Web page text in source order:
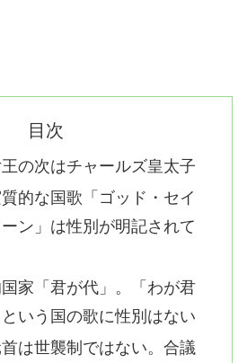
目次
の次はチャールズ皇太子
的な国歌「ゴッド・セイ
ン」は性別が明記されて
家「君が代」。「わが君
いう国の歌に性別はない
は世襲制ではない。合議